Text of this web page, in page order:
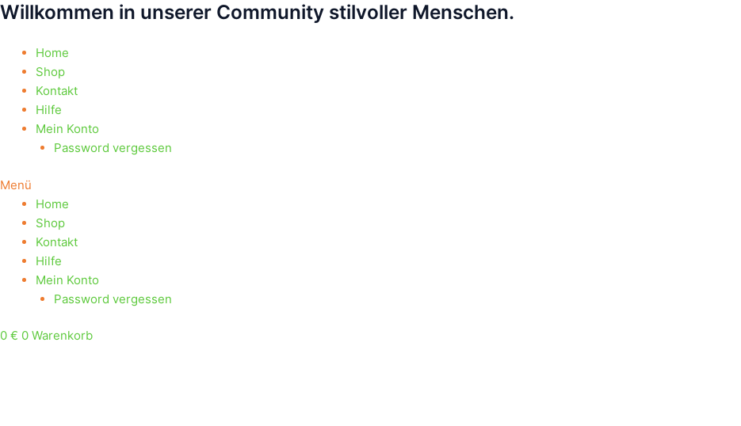
Zum
springen
Willkommen in unserer Community stilvoller Menschen.
Home
Shop
Kontakt
Hilfe
Mein Konto
Password vergessen
Menü
Home
Shop
Kontakt
Hilfe
Mein Konto
Password vergessen
0 € 0 Warenkorb
Products
Products